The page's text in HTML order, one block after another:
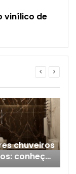
vinílico de
chuveiros
conheça